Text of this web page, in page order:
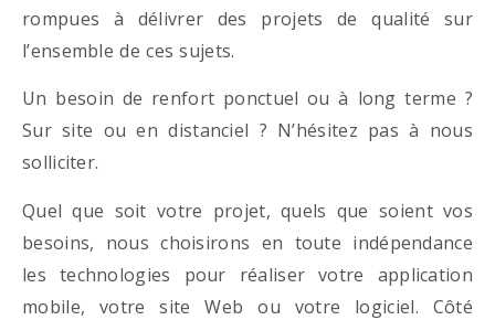
rompues à délivrer des projets de qualité sur
l’ensemble de ces sujets.
Un besoin de renfort ponctuel ou à long terme ?
Sur site ou en distanciel ? N’hésitez pas à nous
solliciter.
Quel que soit votre projet, quels que soient vos
besoins, nous choisirons en toute indépendance
les technologies pour réaliser votre application
mobile, votre site Web ou votre logiciel. Côté